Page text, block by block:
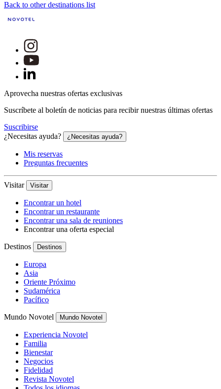
Back to other destinations list
Aprovecha nuestras ofertas exclusivas
Suscríbete al boletín de noticias para recibir nuestras últimas ofertas
Suscribirse
¿Necesitas ayuda?
¿Necesitas ayuda?
Mis reservas
Preguntas frecuentes
Visitar Visitar
Encontrar un hotel
Encontrar un restaurante
Encontrar una sala de reuniones
Encontrar una oferta especial
Destinos Destinos
Europa
Asia
Oriente Próximo
Sudamérica
Pacífico
Mundo Novotel Mundo Novotel
Experiencia Novotel
Familia
Bienestar
Negocios
Fidelidad
Revista Novotel